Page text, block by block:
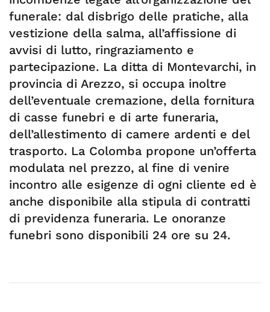
funerale: dal disbrigo delle pratiche, alla
vestizione della salma, all’affissione di
avvisi di lutto, ringraziamento e
partecipazione. La ditta di Montevarchi, in
provincia di Arezzo, si occupa inoltre
dell’eventuale cremazione, della fornitura
di casse funebri e di arte funeraria,
dell’allestimento di camere ardenti e del
trasporto. La Colomba propone un’offerta
modulata nel prezzo, al fine di venire
incontro alle esigenze di ogni cliente ed è
anche disponibile alla stipula di contratti
di previdenza funeraria. Le onoranze
funebri sono disponibili 24 ore su 24.